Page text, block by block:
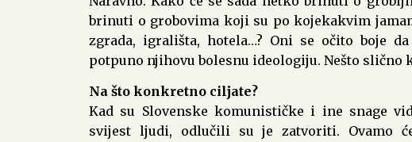
brinuti o grobovima koji su po kojekakvim
zgrada, igrališta, hotela…? Oni se očito boje
potpuno njihovu bolesnu ideologiju. Nešto slično
Na što konkretno ciljate?
Kad su Slovenske komunističke i ine snage
svijest ljudi, odlučili su je zatvoriti. Ovamo